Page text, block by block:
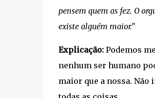
pensem quem as fez. O
existe alguém maior."
Explicação: Podemos
nenhum ser humano
maior que a nossa.